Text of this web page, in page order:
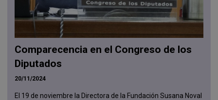
Comparecencia en el Congreso de los
Diputados
20/11/2024
El 19 de noviembre la Directora de la Fundación Susana Noval